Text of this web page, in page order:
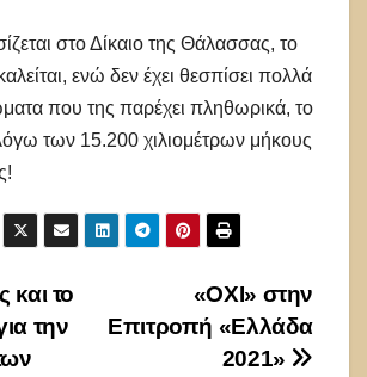
στο Δίκαιο της Θάλασσας, το
ενώ δεν έχει θεσπίσει πολλά
που της παρέχει πληθωρικά, το
των 15.200 χιλιομέτρων μήκους
«ΟΧΙ» στην
Επιτροπή «Ελλάδα
2021»
και το
την